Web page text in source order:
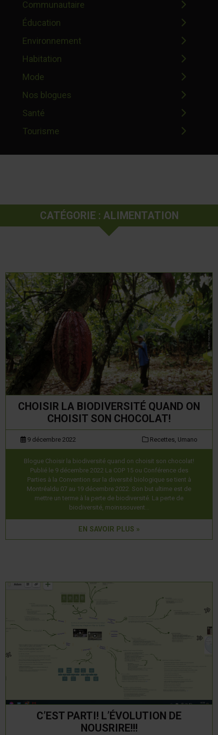
Communautaire
Éducation
Environnement
Habitation
Mode
Nos blogues
Santé
Tourisme
CATÉGORIE : ALIMENTATION
CHOISIR LA BIODIVERSITÉ QUAND ON
CHOISIT SON CHOCOLAT!
9 décembre 2022 Recettes, Umano
Blogue Choisir la biodiversité quand on choisit son chocolat!
Publié le 9 décembre 2022 La COP 15 ou Conférence des
Parties à la Convention sur la diversité biologique se tient à
Montréaldu 07 au 19 décembre 2022. Son but ultime est de
mettre un terme à la perte de biodiversité. La perte de
biodiversité, moinssouvent…
EN SAVOIR PLUS »
C’EST PARTI! L’ÉVOLUTION DE
NOUSRIRE!!!